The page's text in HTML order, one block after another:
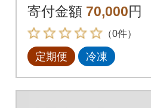
寄付金額 70,000円
（0件）
定期便 冷凍